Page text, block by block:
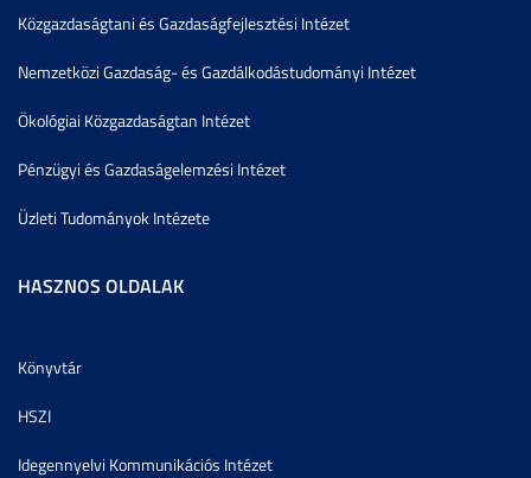
Közgazdaságtani és Gazdaságfejlesztési Intézet
Nemzetközi Gazdaság- és Gazdálkodástudományi Intézet
Ökológiai Közgazdaságtan Intézet
Pénzügyi és Gazdaságelemzési Intézet
Üzleti Tudományok Intézete
HASZNOS OLDALAK
Könyvtár
HSZI
Idegennyelvi Kommunikációs Intézet